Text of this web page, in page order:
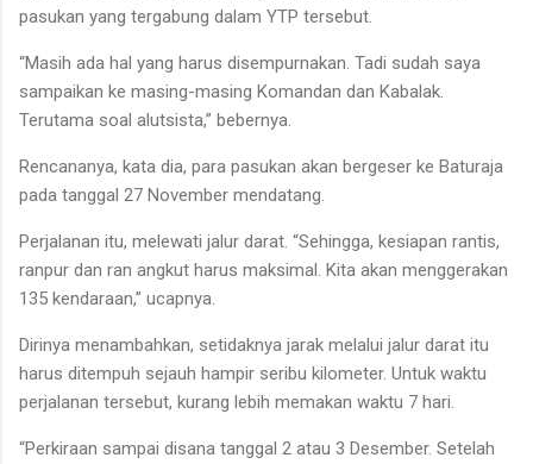
pasukan yang tergabung dalam YTP tersebut.
“Masih ada hal yang harus disempurnakan. Tadi sudah saya
sampaikan ke masing-masing Komandan dan Kabalak.
Terutama soal alutsista,” bebernya.
Rencananya, kata dia, para pasukan akan bergeser ke Baturaja
pada tanggal 27 November mendatang.
Perjalanan itu, melewati jalur darat. “Sehingga, kesiapan rantis,
ranpur dan ran angkut harus maksimal. Kita akan menggerakan
135 kendaraan,” ucapnya.
Dirinya menambahkan, setidaknya jarak melalui jalur darat itu
harus ditempuh sejauh hampir seribu kilometer. Untuk waktu
perjalanan tersebut, kurang lebih memakan waktu 7 hari.
“Perkiraan sampai disana tanggal 2 atau 3 Desember. Setelah